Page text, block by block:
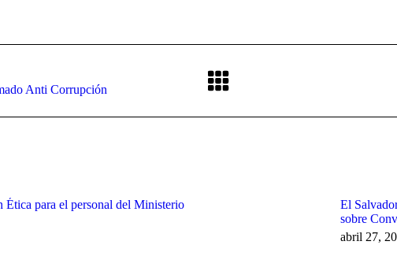
Anti Corrupción
Ética para el personal del Ministerio
El
sobre
abril 27,